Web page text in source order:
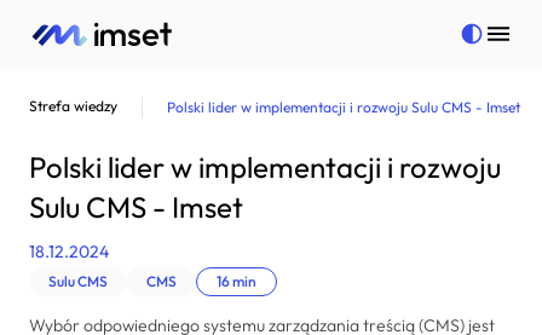
Aplikacje mobilne
Bezpieczeństwo
Pełna oferta
Strefa wiedzy Polski lider w implementacji i rozwoju Sulu CMS - Imset
Polski lider w implementacji i rozwoju
Sulu CMS - Imset
18.12.2024
Sulu CMS CMS 16 min
Wybór odpowiedniego systemu zarządzania treścią (CMS) jest